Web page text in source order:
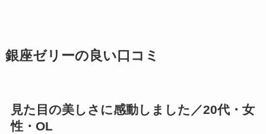
銀座ゼリーの良い口コミ
見た目の美しさに感動しました／20代・女
性・OL